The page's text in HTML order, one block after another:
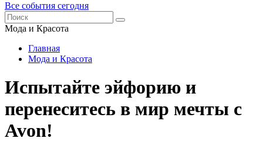
Все события сегодня
Мода и Красота
Главная
Мода и Красота
Испытайте эйфорию и
перенеситесь в мир мечты с
Avon!